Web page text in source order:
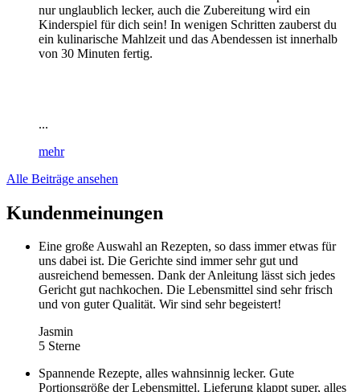
nur unglaublich lecker, auch die Zubereitung wird ein
Kinderspiel für dich sein! In wenigen Schritten zauberst du
ein kulinarische Mahlzeit und das Abendessen ist innerhalb
von 30 Minuten fertig.
...
mehr
Alle Beiträge ansehen
Kundenmeinungen
Eine große Auswahl an Rezepten, so dass immer etwas für
uns dabei ist. Die Gerichte sind immer sehr gut und
ausreichend bemessen. Dank der Anleitung lässt sich jedes
Gericht gut nachkochen. Die Lebensmittel sind sehr frisch
und von guter Qualität. Wir sind sehr begeistert!
Jasmin
5 Sterne
Spannende Rezepte, alles wahnsinnig lecker. Gute
Portionsgröße der Lebensmittel. Lieferung klappt super, alles